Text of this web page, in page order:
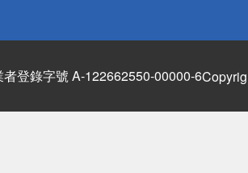
者登錄字號 A-122662550-00000-6